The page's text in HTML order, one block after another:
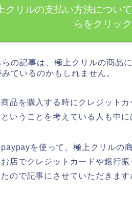
クリルの支払い方法につい
らをクリック
の記事は、極上クリルの商品
ているのかもしれません。
品を購入する時にクレジット
いうことを考えている人も中
を使って、極上クリルの
店でクレジットカードや銀行
ので記事にさせていただきます